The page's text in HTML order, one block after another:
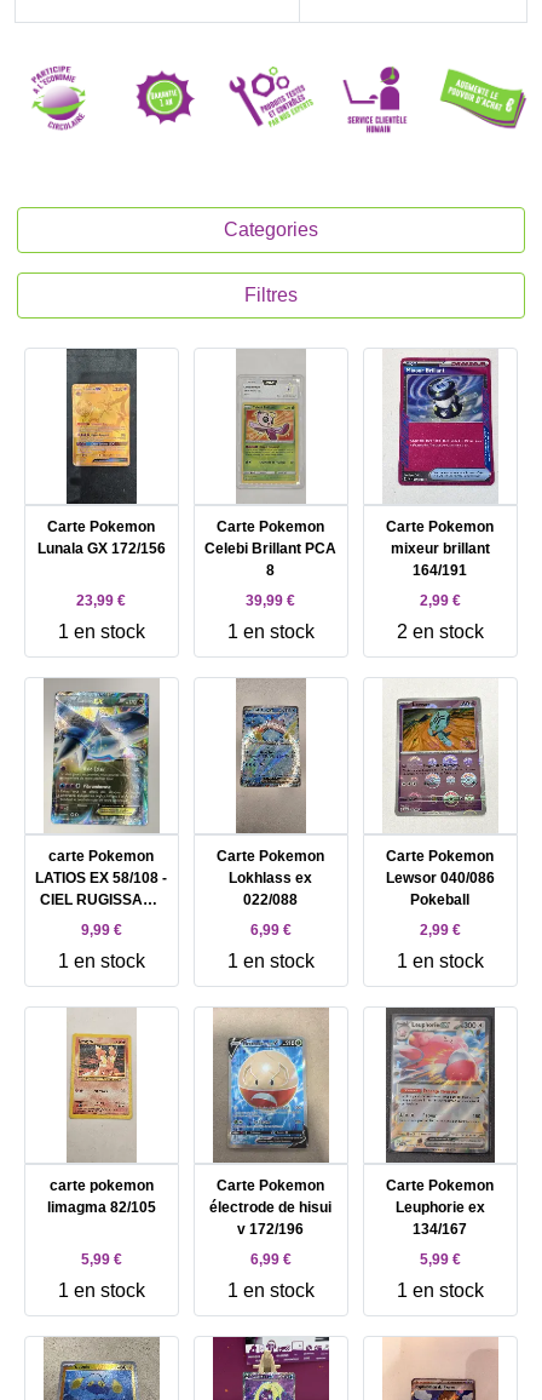
Categories
Filtres
Carte Pokemon
Lunala GX 172/156
23,99 €
1 en stock
Carte Pokemon
Celebi Brillant PCA
8
39,99 €
1 en stock
Carte Pokemon
mixeur brillant
164/191
2,99 €
2 en stock
carte Pokemon
LATIOS EX 58/108 -
CIEL RUGISSANT
XY
9,99 €
1 en stock
Carte Pokemon
Lokhlass ex
022/088
6,99 €
1 en stock
Carte Pokemon
Lewsor 040/086
Pokeball
2,99 €
1 en stock
carte pokemon
limagma 82/105
5,99 €
1 en stock
Carte Pokemon
électrode de hisui
v 172/196
6,99 €
1 en stock
Carte Pokemon
Leuphorie ex
134/167
5,99 €
1 en stock